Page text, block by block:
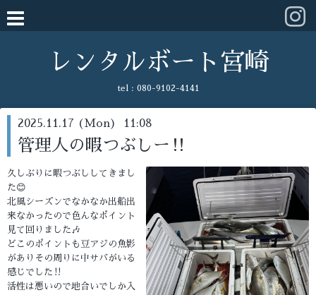
レンタルボート宮崎
tel : 080-9102-4141
2025.11.17 (Mon) 11:08
管理人の暇つぶしー‼️
久しぶりに暇つぶししてきまし
た😊
北風シーズンでなかなか出船出
来なかったので色んなポイント
見て回りました🎶
どこのポイントも豆アジの魚影
がありその周りに中サバがいる
感じでした‼️
活性は悪いので地合いでしか入